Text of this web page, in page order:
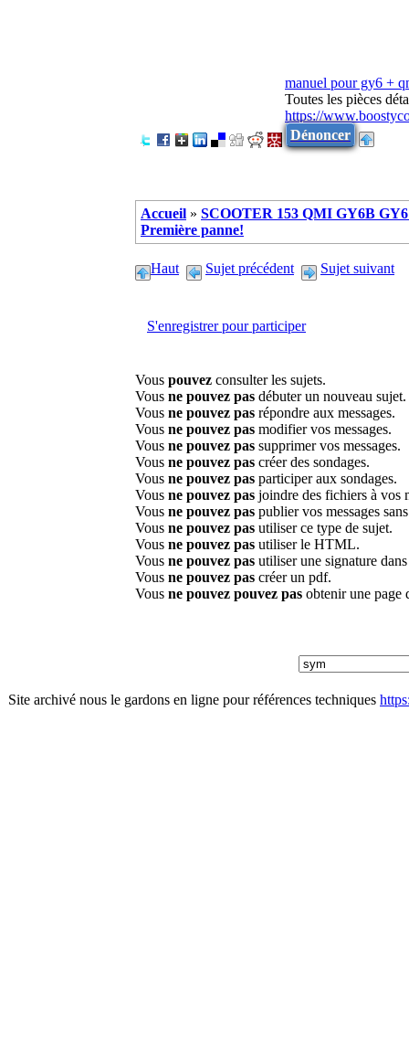
manuel pour gy6 +
Toutes les pièces
https://
Dénoncer
Accueil » SCOOTER 153 QMI GY6B
Première panne!
Haut Sujet précédent Sujet suivant
S'enregistrer pour participer
Vous pouvez consulter les sujets.
Vous ne pouvez pas débuter un nouveau sujet.
Vous ne pouvez pas répondre aux messages.
Vous ne pouvez pas modifier vos messages.
Vous ne pouvez pas supprimer vos messages.
Vous ne pouvez pas créer des sondages.
Vous ne pouvez pas participer aux sondages.
Vous ne pouvez pas joindre des fichiers à vos
Vous ne pouvez pas publier vos messages
Vous ne pouvez pas utiliser ce type de sujet.
Vous ne pouvez pas utiliser le HTML.
Vous ne pouvez pas utiliser une signature
Vous ne pouvez pas créer un pdf.
Vous ne pouvez pouvez pas obtenir une page
Site archivé nous le gardons en ligne pour références techniques